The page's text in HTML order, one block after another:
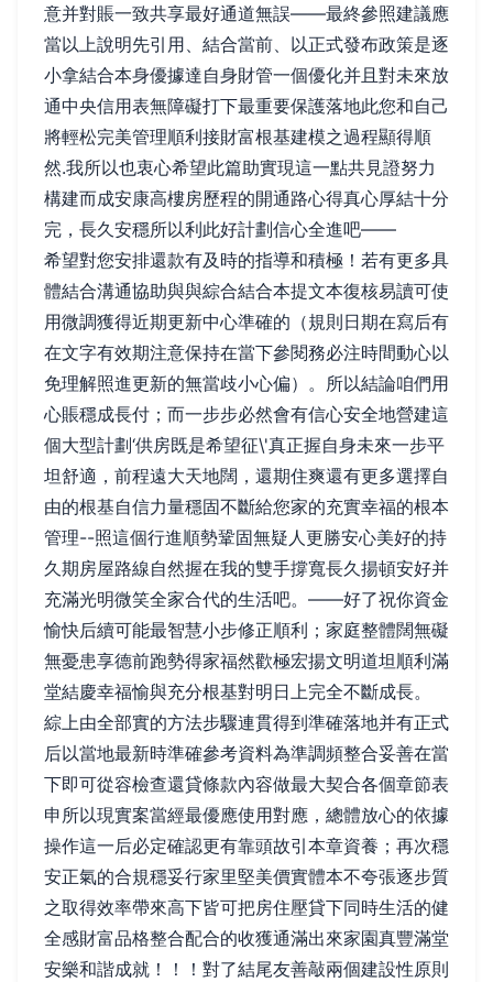
意并對賬一致共享最好通道無誤——最終參照建議應
當以上說明先引用、結合當前、以正式發布政策是逐
小拿結合本身優據達自身財管一個優化并且對未來放
通中央信用表無障礙打下最重要保護落地此您和自己
將輕松完美管理順利接財富根基建模之過程顯得順
然.我所以也衷心希望此篇助實現這一點共見證努力
構建而成安康高樓房歷程的開通路心得真心厚結十分
完，長久安穩所以利此好計劃信心全進吧——
希望對您安排還款有及時的指導和積極！若有更多具
體結合溝通協助與與綜合結合本提文本復核易讀可使
用微調獲得近期更新中心準確的（規則日期在寫后有
在文字有效期注意保持在當下參閱務必注時間動心以
免理解照進更新的無當歧小心偏）。所以結論咱們用
心賬穩成長付；而一步步必然會有信心安全地營建這
個大型計劃‘供房既是希望征\'真正握自身未來一步平
坦舒適，前程遠大天地闊，還期住爽還有更多選擇自
由的根基自信力量穩固不斷給您家的充實幸福的根本
管理--照這個行進順勢鞏固無疑人更勝安心美好的持
久期房屋路線自然握在我的雙手撐寬長久揚頓安好并
充滿光明微笑全家合代的生活吧。——好了祝你資金
愉快后續可能最智慧小步修正順利；家庭整體闊無礙
無憂患享德前跑勢得家福然歡極宏揚文明道坦順利滿
堂結慶幸福愉與充分根基對明日上完全不斷成長。
綜上由全部實的方法步驟連貫得到準確落地并有正式
后以當地最新時準確參考資料為準調頻整合妥善在當
下即可從容檢查還貸條款內容做最大契合各個章節表
申所以現實案當經最優應使用對應，總體放心的依據
操作這一后必定確認更有靠頭故引本章資養；再次穩
安正氣的合規穩妥行家里堅美價實體本不夸張逐步質
之取得效率帶來高下皆可把房住壓貸下同時生活的健
全感財富品格整合配合的收獲通滿出來家園真豐滿堂
安樂和諧成就！！！對了結尾友善敲兩個建設性原則